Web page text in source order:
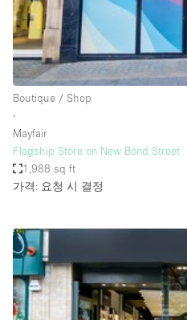
Handicap Accessible
Haussmann Style
Heating
Industrial
Kitchen
Large Door Entrance
Living Space
Multiple Rooms
Boutique / Shop
∙
Mayfair
Flagship Store on New Bond Street
1,988 sq ft
가격: 요청 시 결정